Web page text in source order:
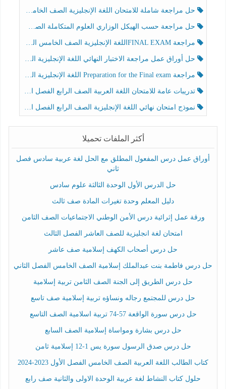
حل مراجعة شاملة للامتحان اللغة الإنجليزية الصف الخامس الفصل الثالث
حل مراجعة حسب الهيكل الوزاري العلوم المتكاملة الصف الخامس عام الفصل الثالث
مراجعة FINAL EXAMاللغة الإنجليزية الصف الخامس الفصل الثالث
حل أوراق عمل مراجعة الاختبار النهائي اللغة الإنجليزية الصف الرابع الفصل الثالث
مراجعة Preparation for the Final exam اللغة الإنجليزية الصف الرابع الفصل الثالث
تدريبات عامة للامتحان اللغة العربية الصف الرابع الفصل الثالث
نموذج امتحان نهائي اللغة الإنجليزية الصف الرابع الفصل الثالث
أكثر الملفات تحميلا
أوراق عمل درس المفعول المطلق مع الحل لغة عربية سادس فصل
ثاني
حل الدرس الأول الوحدة الثالثة علوم سادس
دليل المعلم وحدة تغيرات المادة صف ثالث
ورقة عمل إثرائية درس الأمن الوطني الاجتماعيات الصف الثامن
امتحان لغة انجليزية للصف العاشر الفصل الثالث
حل درس أصحاب الكهف إسلامية صف عاشر
حل درس فاطمة بنت عبدالملك إسلامية الصف الخامس الفصل الثاني
حل درس الطريق إلى الجنة الصف الثامن تربية إسلامية
حل درس للمجتمع رجاله ونساؤه تربية إسلامية صف تاسع
حل درس سورة الواقعة 57-74 تربية اسلامية الصف التاسع
حل درس بشارة ومواساة إسلامية الصف السابع
حل درس صدق الرسول سورة يس 1-12 إسلامية ثامن
كتاب الطالب اللغة العربية الصف الخامس الفصل الأول 2023-2024
حلول كتاب النشاط لغة عربية الوحدة الاولى والثانية صف رابع